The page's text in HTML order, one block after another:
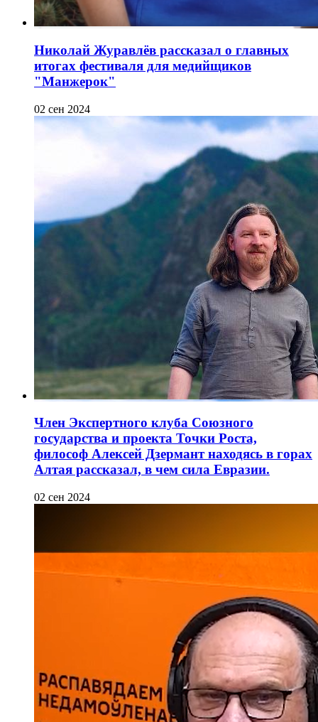
Николай Журавлёв рассказал о главных
итогах фестиваля для медийщиков
"Манжерок"
02 сен 2024
Член Экспертного клуба Союзного
государства и проекта Точки Роста,
философ Алексей Дзермант находясь в горах
Алтая рассказал, в чем сила Евразии.
02 сен 2024